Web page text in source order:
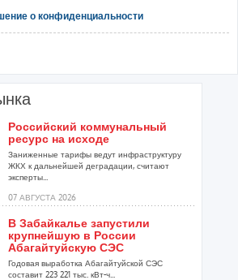
о конфиденциальности
Российский коммунальный
ресурс на исходе
Заниженные тарифы ведут инфраструктуру
ЖКХ к дальнейшей деградации, считают
эксперты...
07 АВГУСТА 2026
В Забайкалье запустили
крупнейшую в России
Абагайтуйскую СЭС
Годовая выработка Абагайтуйской СЭС
составит 223 221 тыс. кВт-ч...